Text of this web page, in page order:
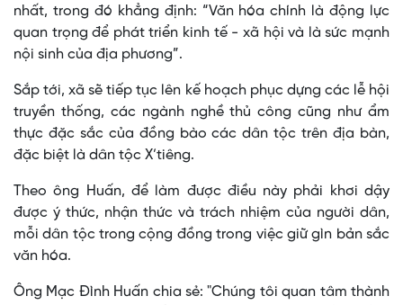
nhất, trong đó khẳng định: “Văn hóa chính là động lực
quan trọng để phát triển kinh tế - xã hội và là sức mạnh
nội sinh của địa phương”.
Sắp tới, xã sẽ tiếp tục lên kế hoạch phục dựng các lễ hội
truyền thống, các ngành nghề thủ công cũng như ẩm
thực đặc sắc của đồng bào các dân tộc trên địa bàn,
đặc biệt là dân tộc X’tiêng.
Theo ông Huấn, để làm được điều này phải khơi dậy
được ý thức, nhận thức và trách nhiệm của người dân,
mỗi dân tộc trong cộng đồng trong việc giữ gìn bản sắc
văn hóa.
Ông Mạc Đình Huấn chia sẻ: "Chúng tôi quan tâm thành